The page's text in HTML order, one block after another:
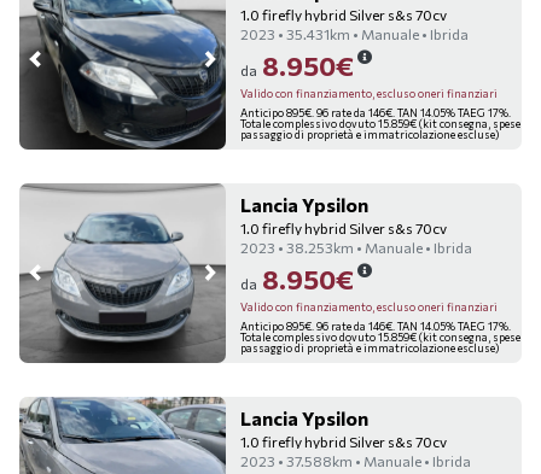
1.0 firefly hybrid Silver s&s 70cv
2023 • 35.431km • Manuale • Ibrida
da 8.950€
Valido con finanziamento, escluso oneri finanziari
Anticipo 895€. 96 rate da 146€. TAN 14.05% TAEG 17%.
Totale complessivo dovuto 15.859€ (kit consegna, spese
passaggio di proprietà e immatricolazione escluse)
Lancia Ypsilon
1.0 firefly hybrid Silver s&s 70cv
2023 • 38.253km • Manuale • Ibrida
da 8.950€
Valido con finanziamento, escluso oneri finanziari
Anticipo 895€. 96 rate da 146€. TAN 14.05% TAEG 17%.
Totale complessivo dovuto 15.859€ (kit consegna, spese
passaggio di proprietà e immatricolazione escluse)
Lancia Ypsilon
1.0 firefly hybrid Silver s&s 70cv
2023 • 37.588km • Manuale • Ibrida